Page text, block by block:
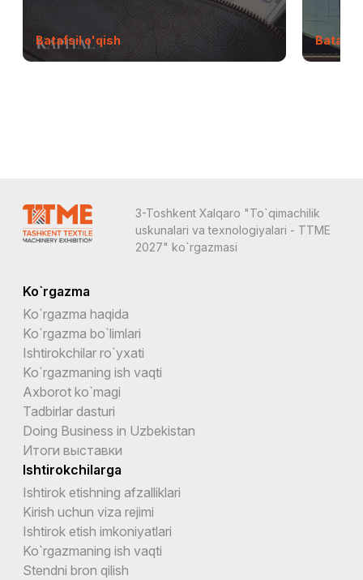
Batafsil o'qish
3-Toshkent Xalqaro "To`qimachilik
uskunalari va texnologiyalari - TTME
2027" ko`rgazmasi
Ko`rgazma
Ko`rgazma haqida
Ko`rgazma bo`limlari
Ishtirokchilar ro`yxati
Ko`rgazmaning ish vaqti
Axborot ko`magi
Tadbirlar dasturi
Doing Business in Uzbekistan
Итоги выставки
Ishtirokchilarga
Ishtirok etishning afzalliklari
Kirish uchun viza rejimi
Ishtirok etish imkoniyatlari
Ko`rgazmaning ish vaqti
Stendni bron qilish